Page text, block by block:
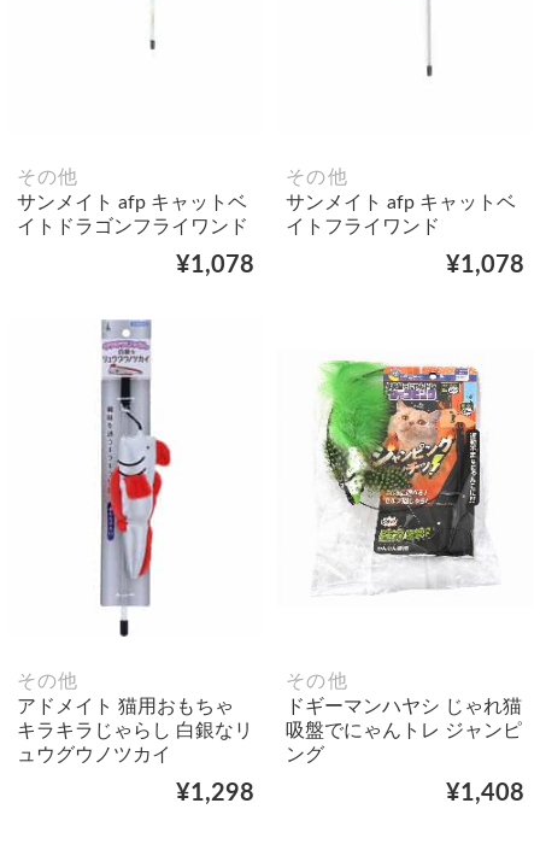
その他
サンメイト afp キャットベ
イトドラゴンフライワンド
¥1,078
その他
サンメイト afp キャットベ
イトフライワンド
¥1,078
その他
アドメイト 猫用おもちゃ
キラキラじゃらし 白銀なリ
ュウグウノツカイ
¥1,298
その他
ドギーマンハヤシ じゃれ猫
吸盤でにゃんトレ ジャンピ
ング
¥1,408